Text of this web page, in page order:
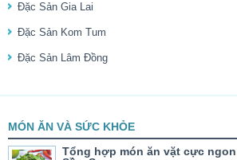
Đặc Sản Gia Lai
Đặc Sản Kom Tum
Đặc Sản Lâm Đồng
MÓN ĂN VÀ SỨC KHỎE
Tổng hợp món ăn vặt cực